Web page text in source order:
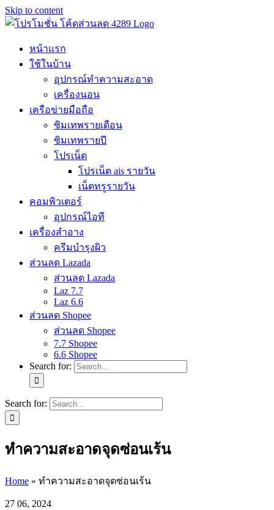
Skip to content
หน้าแรก
ใช้ในบ้าน
อุปกรณ์ทำความสะอาด
เครื่องนอน
เครือข่ายมือถือ
ซิมเทพรายเดือน
ซิมเทพรายปี
โปรเน็ต
โปรเน็ต ais รายวัน
เน็ตทรูรายวัน
คอมพิวเตอร์
อุปกรณ์ไอที
เครื่องสำอาง
ครีมบำรุงผิว
ส่วนลด Lazada
ส่วนลด Lazada
Laz 7.7
Laz 6.6
ส่วนลด Shopee
ส่วนลด Shopee
7.7 Shopee
6.6 Shopee
Search for:
Search for:
ทำความสะอาดจุดซ่อนเร้น
Home » ทำความสะอาดจุดซ่อนเร้น
27 06, 2024